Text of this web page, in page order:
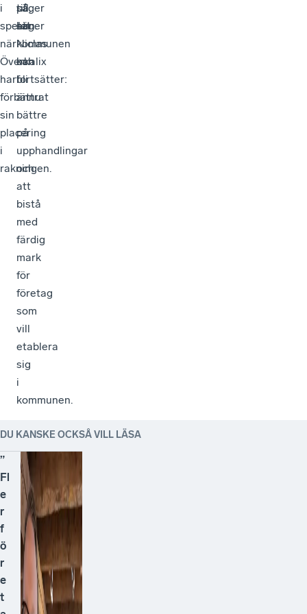
i
spelet
när
Överkalix
har
förbättrat
sin
placering
i
rakningen.
säger
han.
på
att
kommunen
kan
bli
ännu
bättre
på
upphandlingar
och
att
bistå
med
färdig
mark
för
företag
som
vill
etablera
sig
i
kommunen.
till,
säger
Niclas
och
fortsätter:
DU KANSKE OCKSÅ VILL LÄSA
”
Fl
e
r
f
ö
r
e
t